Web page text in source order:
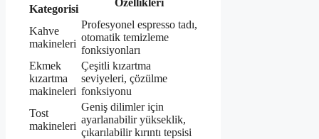
Kategorisi
Kahve
makineleri
Profesyonel espresso tadı,
otomatik temizleme
fonksiyonları
Ekmek
kızartma
makineleri
Çeşitli kızartma
seviyeleri, çözülme
fonksiyonu
Tost
makineleri
Geniş dilimler için
ayarlanabilir yükseklik,
çıkarılabilir kırıntı tepsisi